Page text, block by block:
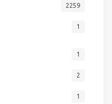
2259
1
1
2
1